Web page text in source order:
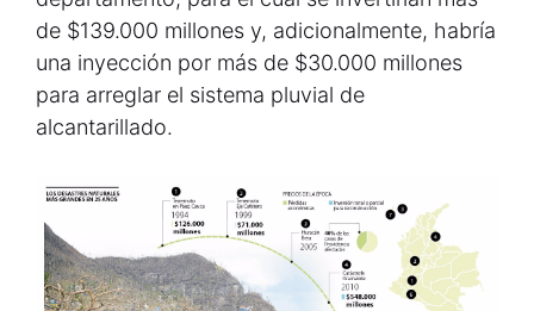
de $139.000 millones y, adicionalmente, habría
una inyección por más de $30.000 millones
para arreglar el sistema pluvial de
alcantarillado.